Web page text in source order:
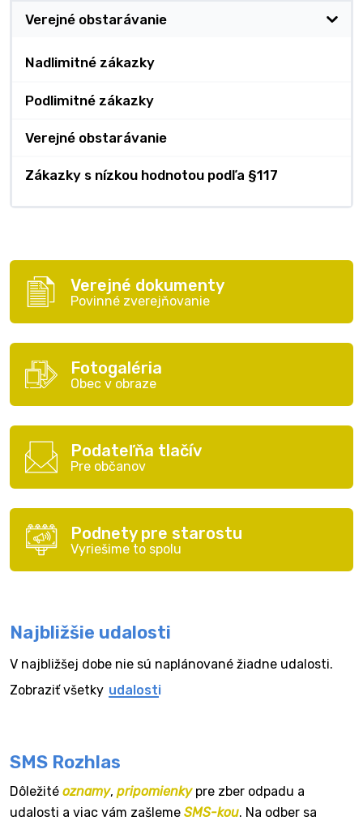
Verejné obstarávanie
Nadlimitné zákazky
Podlimitné zákazky
Verejné obstarávanie
Zákazky s nízkou hodnotou podľa §117
Verejné dokumenty
Povinné zverejňovanie
Fotogaléria
Obec v obraze
Podateľňa tlačív
Pre občanov
Podnety pre starostu
Vyriešime to spolu
Najbližšie udalosti
V najbližšej dobe nie sú naplánované žiadne udalosti.
Zobraziť všetky udalosti
SMS Rozhlas
Dôležité oznamy, pripomienkypre zber odpadu a
udalosti a viac vám zašleme SMS-kou. Na odber sa